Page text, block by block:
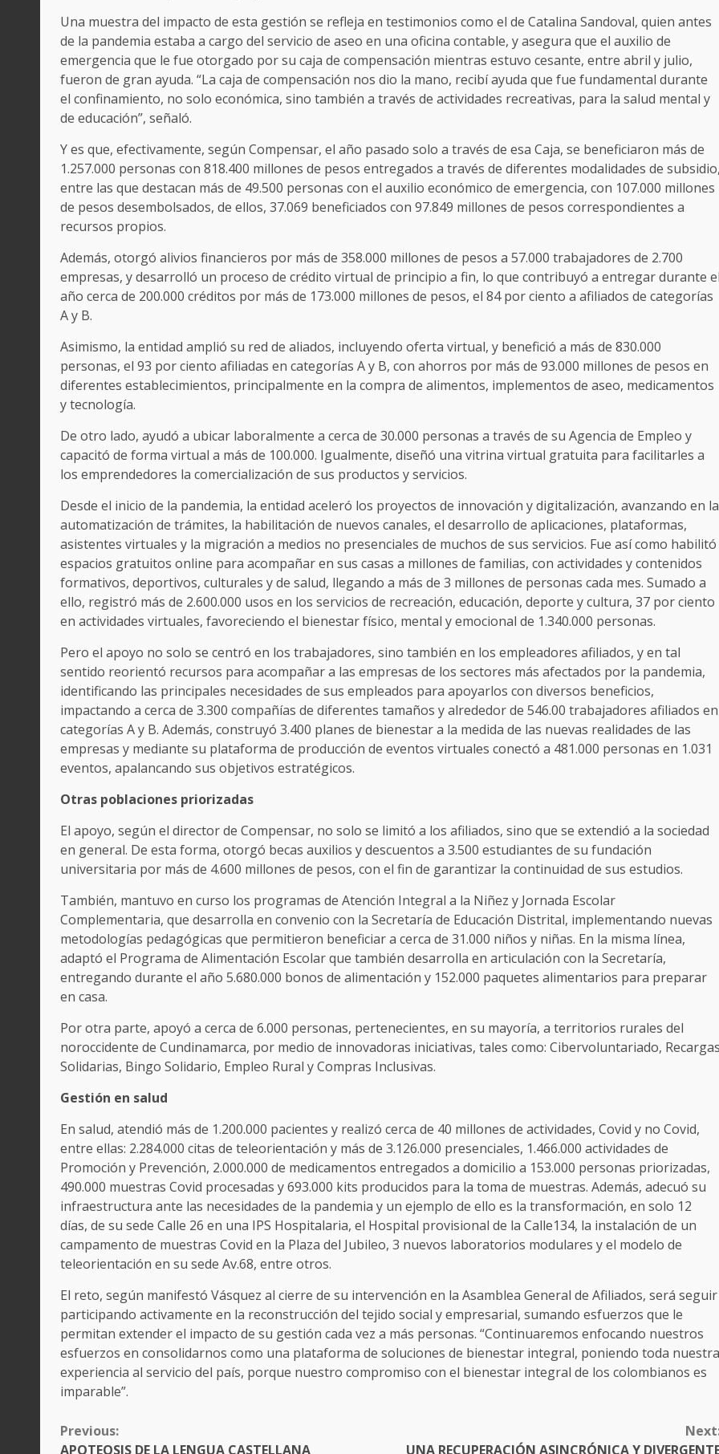
Una muestra del impacto de esta gestión se refleja en testimonios como el de Catalina Sandoval, quien antes
de la pandemia estaba a cargo del servicio de aseo en una oficina contable, y asegura que el auxilio de
emergencia que le fue otorgado por su caja de compensación mientras estuvo cesante, entre abril y julio,
fueron de gran ayuda. “La caja de compensación nos dio la mano, recibí ayuda que fue fundamental durante
el confinamiento, no solo económica, sino también a través de actividades recreativas, para la salud mental y
de educación”, señaló.
Y es que, efectivamente, según Compensar, el año pasado solo a través de esa Caja, se beneficiaron más de
1.257.000 personas con 818.400 millones de pesos entregados a través de diferentes modalidades de
entre las que destacan más de 49.500 personas con el auxilio económico de emergencia, con 107.000 millones
de pesos desembolsados, de ellos, 37.069 beneficiados con 97.849 millones de pesos correspondientes a
recursos propios.
Además, otorgó alivios financieros por más de 358.000 millones de pesos a 57.000 trabajadores de 2.700
empresas, y desarrolló un proceso de crédito virtual de principio a fin, lo que contribuyó a entregar durante
año cerca de 200.000 créditos por más de 173.000 millones de pesos, el 84 por ciento a afiliados de categorías
A y B.
Asimismo, la entidad amplió su red de aliados, incluyendo oferta virtual, y benefició a más de 830.000
personas, el 93 por ciento afiliadas en categorías A y B, con ahorros por más de 93.000 millones de pesos en
diferentes establecimientos, principalmente en la compra de alimentos, implementos de aseo, medicamentos
y tecnología.
De otro lado, ayudó a ubicar laboralmente a cerca de 30.000 personas a través de su Agencia de Empleo y
capacitó de forma virtual a más de 100.000. Igualmente, diseñó una vitrina virtual gratuita para facilitarles a
los emprendedores la comercialización de sus productos y servicios.
Desde el inicio de la pandemia, la entidad aceleró los proyectos de innovación y digitalización, avanzando en la
automatización de trámites, la habilitación de nuevos canales, el desarrollo de aplicaciones, plataformas,
asistentes virtuales y la migración a medios no presenciales de muchos de sus servicios. Fue así como habilitó
espacios gratuitos online para acompañar en sus casas a millones de familias, con actividades y contenidos
formativos, deportivos, culturales y de salud, llegando a más de 3 millones de personas cada mes. Sumado a
ello, registró más de 2.600.000 usos en los servicios de recreación, educación, deporte y cultura, 37 por ciento
en actividades virtuales, favoreciendo el bienestar físico, mental y emocional de 1.340.000 personas.
Pero el apoyo no solo se centró en los trabajadores, sino también en los empleadores afiliados, y en tal
sentido reorientó recursos para acompañar a las empresas de los sectores más afectados por la pandemia,
identificando las principales necesidades de sus empleados para apoyarlos con diversos beneficios,
impactando a cerca de 3.300 compañías de diferentes tamaños y alrededor de 546.00 trabajadores afiliados en
categorías A y B. Además, construyó 3.400 planes de bienestar a la medida de las nuevas realidades de las
empresas y mediante su plataforma de producción de eventos virtuales conectó a 481.000 personas en 1.031
eventos, apalancando sus objetivos estratégicos.
Otras poblaciones priorizadas
El apoyo, según el director de Compensar, no solo se limitó a los afiliados, sino que se extendió a la sociedad
en general. De esta forma, otorgó becas auxilios y descuentos a 3.500 estudiantes de su fundación
universitaria por más de 4.600 millones de pesos, con el fin de garantizar la continuidad de sus estudios.
También, mantuvo en curso los programas de Atención Integral a la Niñez y Jornada Escolar
Complementaria, que desarrolla en convenio con la Secretaría de Educación Distrital, implementando nuevas
metodologías pedagógicas que permitieron beneficiar a cerca de 31.000 niños y niñas. En la misma línea,
adaptó el Programa de Alimentación Escolar que también desarrolla en articulación con la Secretaría,
entregando durante el año 5.680.000 bonos de alimentación y 152.000 paquetes alimentarios para preparar
en casa.
Por otra parte, apoyó a cerca de 6.000 personas, pertenecientes, en su mayoría, a territorios rurales del
noroccidente de Cundinamarca, por medio de innovadoras iniciativas, tales como: Cibervoluntariado,
Solidarias, Bingo Solidario, Empleo Rural y Compras Inclusivas.
Gestión en salud
En salud, atendió más de 1.200.000 pacientes y realizó cerca de 40 millones de actividades, Covid y no Covid,
entre ellas: 2.284.000 citas de teleorientación y más de 3.126.000 presenciales, 1.466.000 actividades de
Promoción y Prevención, 2.000.000 de medicamentos entregados a domicilio a 153.000 personas priorizadas,
490.000 muestras Covid procesadas y 693.000 kits producidos para la toma de muestras. Además, adecuó su
infraestructura ante las necesidades de la pandemia y un ejemplo de ello es la transformación, en solo 12
días, de su sede Calle 26 en una IPS Hospitalaria, el Hospital provisional de la Calle134, la instalación de un
campamento de muestras Covid en la Plaza del Jubileo, 3 nuevos laboratorios modulares y el modelo de
teleorientación en su sede Av.68, entre otros.
El reto, según manifestó Vásquez al cierre de su intervención en la Asamblea General de Afiliados, será seguir
participando activamente en la reconstrucción del tejido social y empresarial, sumando esfuerzos que le
permitan extender el impacto de su gestión cada vez a más personas. “Continuaremos enfocando nuestros
esfuerzos en consolidarnos como una plataforma de soluciones de bienestar integral, poniendo toda nuestra
experiencia al servicio del país, porque nuestro compromiso con el bienestar integral de los colombianos es
imparable”.
CONTINUE
READING
Previous:
APOTEOSIS DE LA LENGUA CASTELLANA
UNA RECUPERACIÓN ASINCRÓNICA Y